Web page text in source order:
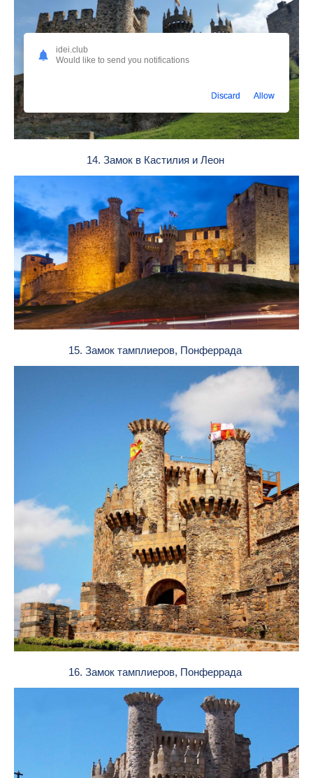
14. Замок в Кастилия и Леон
15. Замок тамплиеров, Понферрада
16. Замок тамплиеров, Понферрада
idei.club
Would like to send you notifications
Discard Allow